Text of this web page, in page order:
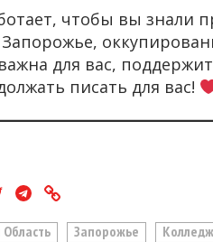
чтобы вы знали
для вас,
писать для вас!
Запорожье Колледж